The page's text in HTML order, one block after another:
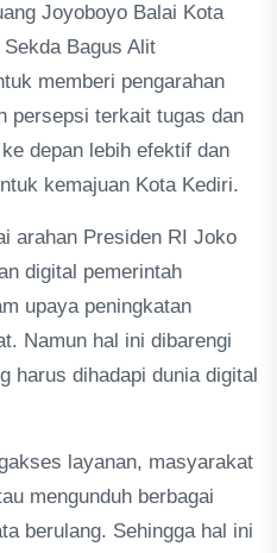
Joyoboyo Balai Kota
Bagus Alit
memberi pengarahan
persepsi terkait tugas dan
depan lebih efektif dan
kemajuan Kota Kediri.
arahan Presiden RI Joko
digital pemerintah
upaya peningkatan
Namun hal ini dibarengi
harus dihadapi dunia digital
layanan, masyarakat
mengunduh berbagai
berulang. Sehingga hal ini